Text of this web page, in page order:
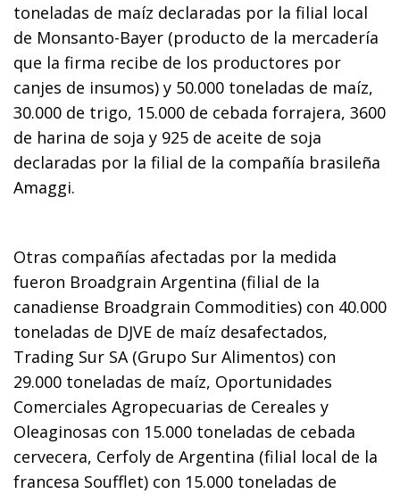
toneladas de maíz declaradas por la filial local
de Monsanto-Bayer (producto de la mercadería
que la firma recibe de los productores por
canjes de insumos) y 50.000 toneladas de maíz,
30.000 de trigo, 15.000 de cebada forrajera, 3600
de harina de soja y 925 de aceite de soja
declaradas por la filial de la compañía brasileña
Amaggi.
Otras compañías afectadas por la medida
fueron Broadgrain Argentina (filial de la
canadiense Broadgrain Commodities) con 40.000
toneladas de DJVE de maíz desafectados,
Trading Sur SA (Grupo Sur Alimentos) con
29.000 toneladas de maíz, Oportunidades
Comerciales Agropecuarias de Cereales y
Oleaginosas con 15.000 toneladas de cebada
cervecera, Cerfoly de Argentina (filial local de la
francesa Soufflet) con 15.000 toneladas de